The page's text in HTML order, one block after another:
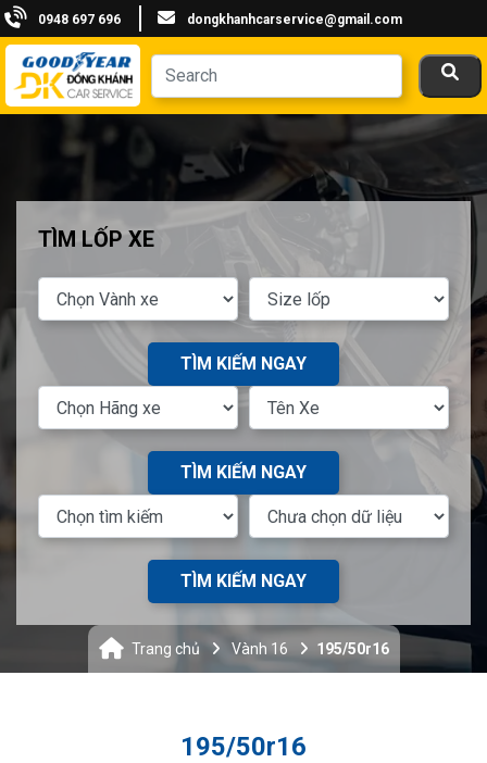
0948 697 696 dongkhanhcarservice@gmail.com
TÌM LỐP XE
TÌM KIẾM NGAY
TÌM KIẾM NGAY
TÌM KIẾM NGAY
Trang chủ Vành 16 195/50r16
195/50r16